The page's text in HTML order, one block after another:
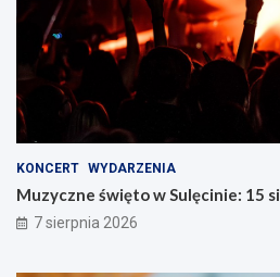
KONCERT WYDARZENIA
Muzyczne święto w Sulęcinie: 15
7 sierpnia 2026